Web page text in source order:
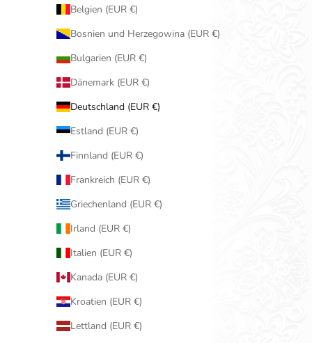
Belgien (EUR €)
Bosnien und Herzegowina (EUR €)
Bulgarien (EUR €)
Dänemark (EUR €)
Deutschland (EUR €)
Estland (EUR €)
Finnland (EUR €)
Frankreich (EUR €)
Griechenland (EUR €)
Irland (EUR €)
Italien (EUR €)
Kanada (EUR €)
Kroatien (EUR €)
Lettland (EUR €)